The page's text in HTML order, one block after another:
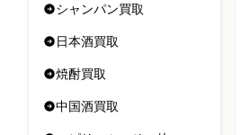
シャンパン買取
日本酒買取
焼酎買取
中国酒買取